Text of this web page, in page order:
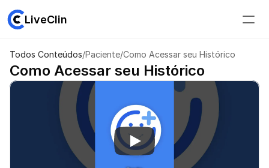
LiveClin
Suporte
Entrar
Todos Conteúdos/Paciente/Como Acessar seu Histórico
Como Acessar seu Histórico